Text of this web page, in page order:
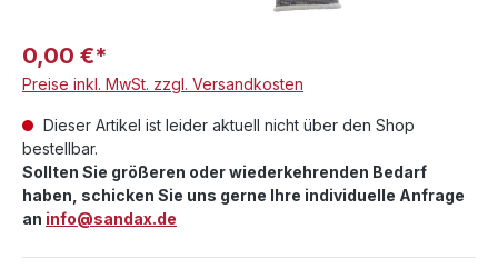
0,00 €*
Preise inkl. MwSt. zzgl. Versandkosten
Dieser Artikel ist leider aktuell nicht über den Shop
bestellbar.
Sollten Sie größeren oder wiederkehrenden Bedarf
haben, schicken Sie uns gerne Ihre individuelle Anfrage
an info@sandax.de